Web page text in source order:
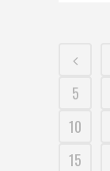
5
10
15